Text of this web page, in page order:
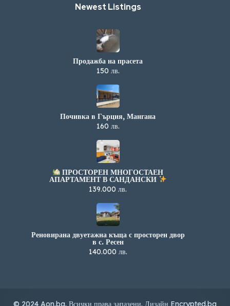
Newest Listings​
Продажба на прасета
150 лв.
Почивка в Гърция, Мангана
160 лв.
ПРОСТОРЕН МНОГОСТАЕН
АПАРТАМЕНТ В САНДАНСКИ
139.000 лв.
Реновирана двуетажна къща с просторен двор
в с. Ресен
140.000 лв.
© 2024 Aon.bg. Всички права запазени. Дизайн Encrypted.bg